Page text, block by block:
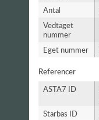
Antal
Vedtaget
nummer
Eget nummer
Referencer
ASTA7 ID
Starbas ID